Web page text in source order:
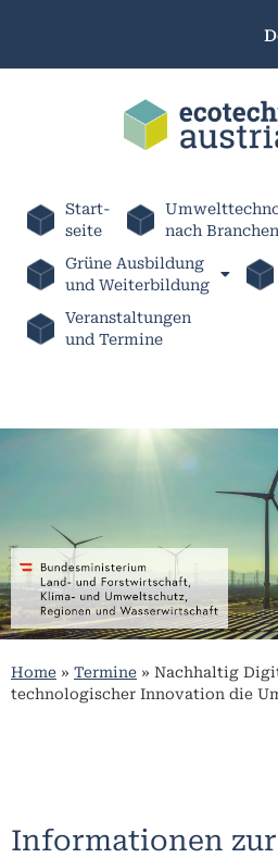
Start-
seite
nach Branchen
Grüne Ausbildung
und Weiterbildung
Veranstaltungen
und Termine
Home » Termine » Nachhaltig
technologischer Innovation die
Informationen zur